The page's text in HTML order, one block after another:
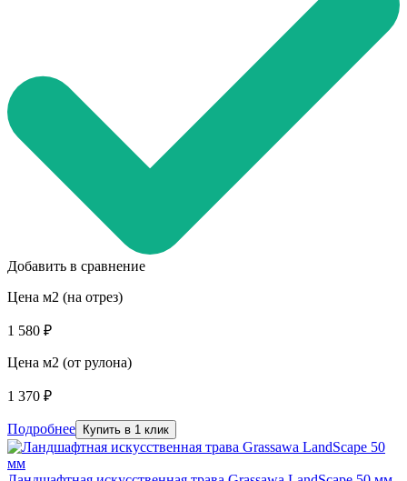
Добавить в сравнение
Цена м2 (на отрез)
1 580 ₽
Цена м2 (от рулона)
1 370 ₽
Подробнее Купить в 1 клик